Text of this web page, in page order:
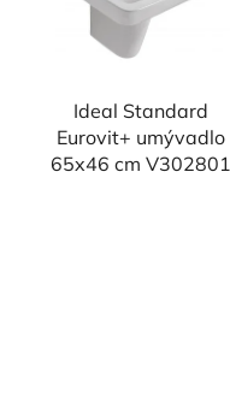
Ideal Standard
Eurovit+ umývadlo
65x46 cm V302801